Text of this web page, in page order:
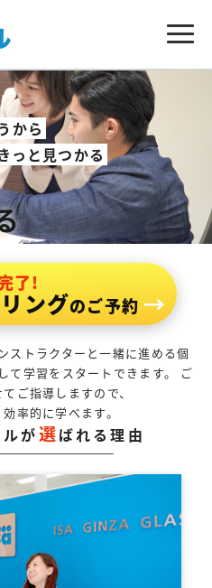
から
っと見つかる
了!
ングのご予約
ストラクターと一緒に進める個
て学習をスタートできます。
ご
ご指導しますので、
率的に学べます。
が選ばれる理由